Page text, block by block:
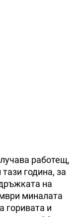
работещ,
година, за
на
миналата
горивата и